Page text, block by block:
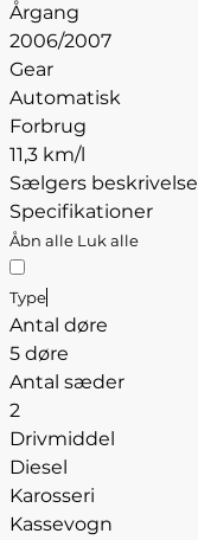
Årgang
2006/2007
Gear
Automatisk
Forbrug
11,3 km/l
Sælgers beskrivelse
Specifikationer
Åbn alle Luk alle
Type
Antal døre
5 døre
Antal sæder
2
Drivmiddel
Diesel
Karosseri
Kassevogn